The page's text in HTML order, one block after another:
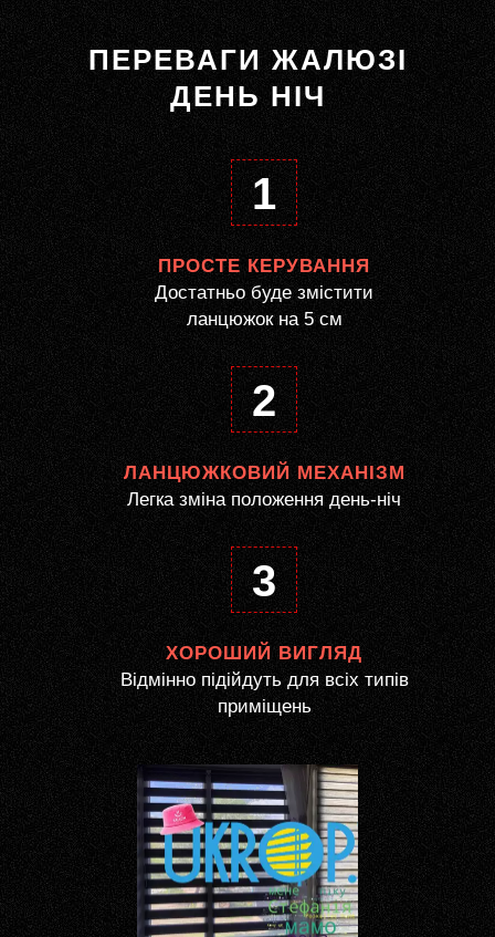
ПЕРЕВАГИ ЖАЛЮЗІ
ДЕНЬ НІЧ
1
ПРОСТЕ КЕРУВАННЯ
Достатньо буде змістити
ланцюжок на 5 см
2
ЛАНЦЮЖКОВИЙ МЕХАНІЗМ
Легка зміна положення день-ніч
3
ХОРОШИЙ ВИГЛЯД
Відмінно підійдуть для всіх типів
приміщень